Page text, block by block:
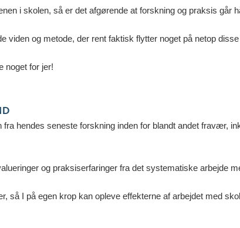
i skolen, så er det afgørende at forskning og praksis går
og metode, der rent faktisk flytter noget på netop
noget for jer!
hendes seneste forskning inden for blandt andet fravær,
og praksiserfaringer fra det systematiske arbejde
så I på egen krop kan opleve effekterne af arbejdet med